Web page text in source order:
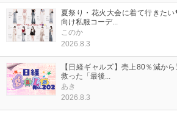
夏祭り・花火大会に着て行きた
向け私服コーデ...
このか
2026.8.3
【日経ギャルズ】売上80％減か
救った「最後...
あき
2026.8.3